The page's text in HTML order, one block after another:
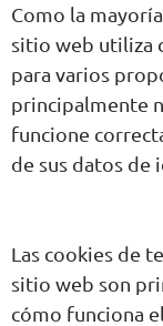
Como la
sitio web utiliza
para varios
principalmente
funcione
de sus datos de
Las cookies de
sitio web son
cómo funciona